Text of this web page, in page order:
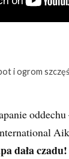
i ogrom
dała